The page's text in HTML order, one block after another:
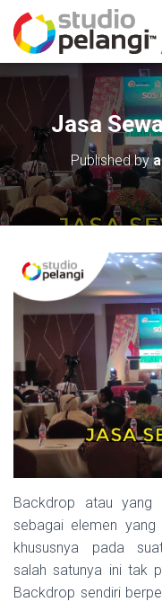
Jasa
Published by
Backdrop atau yang
sebagai elemen
khususnya pada
salah satunya ini tak
Backdrop sendiri